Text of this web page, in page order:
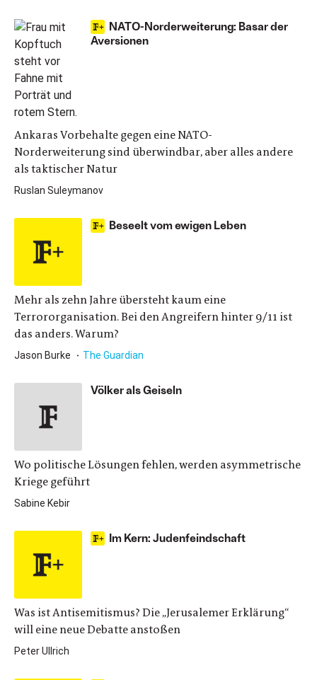
NATO-Norderweiterung: Basar der
Aversionen
Ankaras Vorbehalte gegen eine NATO-
Norderweiterung sind überwindbar, aber alles andere
als taktischer Natur
Ruslan Suleymanov
Beseelt vom ewigen Leben
Mehr als zehn Jahre übersteht kaum eine
Terrororganisation. Bei den Angreifern hinter 9/11 ist
das anders. Warum?
Jason Burke The Guardian
Völker als Geiseln
Wo politische Lösungen fehlen, werden asymmetrische
Kriege geführt
Sabine Kebir
Im Kern: Judenfeindschaft
Was ist Antisemitismus? Die „Jerusalemer Erklärung“
will eine neue Debatte anstoßen
Peter Ullrich